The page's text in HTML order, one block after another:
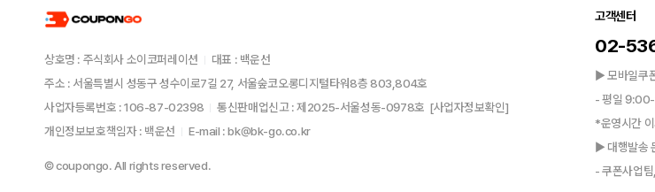
상호명 : 주식회사 소이코퍼레이션
대표 : 백운선
주소 : 서울특별시 성동구 성수이로7길 27, 서울숲코오롱디지털타워8층 803,804호
사업자등록번호 : 106-87-02398
통신판매업신고 : 제2025-서울성동-0978호 [사업자정보확인]
개인정보보호책임자 : 백운선
E-mail : bk@bk-go.co.kr
© coupongo. All rights reserved.
고객센터
02-
▶ 모바일쿠
- 평일
*운영시간
▶ 대행발송
- 쿠폰사업